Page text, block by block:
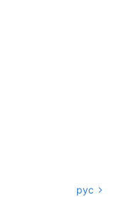
рус